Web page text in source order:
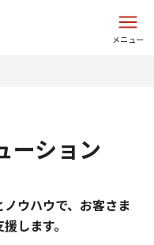
メニュー
ーション
ウハウで、お客さま
します。